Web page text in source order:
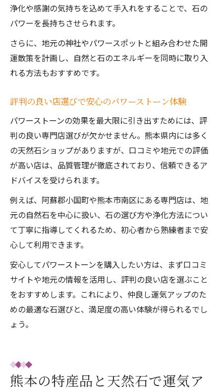
浄化や感謝の気持ちを込めて手入れをすることで、石の
パワーを長持ちさせられます。
さらに、地元の神社やパワースポットと組み合わせた開
運散策を計画し、自然と石のエネルギーを同時に取り入
れる方法もおすすめです。
評判の良い店選びで安心のパワーストーン体験
パワーストーンの効果を最大限に引き出すためには、評
判の良い専門店選びが欠かせません。熊本県内には多く
の天然石ショップがありますが、口コミや地元での評価
が高い店は、品質管理が徹底されており、信頼できるア
ドバイスを受けられます。
例えば、阿蘇郡小国町や熊本市南区にある専門店は、地
元の自然石を中心に扱い、石の選び方や浄化方法につい
て丁寧に指導してくれるため、初心者から熟練者まで安
心して利用できます。
安心してパワーストーンを購入したい方は、まず口コミ
サイトや地元の情報を活用し、評判の良い店を選ぶこと
をおすすめします。これにより、仲良し運気アップのた
めの最適な石選びと、満足度の高い体験が得られるでし
ょう。
熊本の特産品と天然石で運気ア